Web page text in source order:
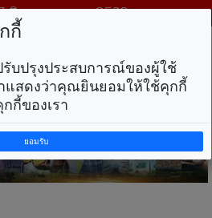
สิงหาคม พ.ศ. 2569
กี้
รับปรุงประสบการณ์ของผู้ใช้
าแสดงว่าคุณยินยอมให้ใช้คุกกี้
กี้ของเรา
ยอมรับ